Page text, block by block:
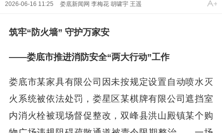
2026-06-16 11:25 娄底新闻网 李梅花 胡啸宇 王遥
筑牢“防火墙” 守护万家安
——娄底市推进消防安全“两大行动”工作
娄底市某家具有限公司因未按规定设置自动喷水灭
火系统被依法处罚，娄星区某棋牌有限公司遮挡室
内消火栓被现场督促整改，双峰县洪山殿镇某个购